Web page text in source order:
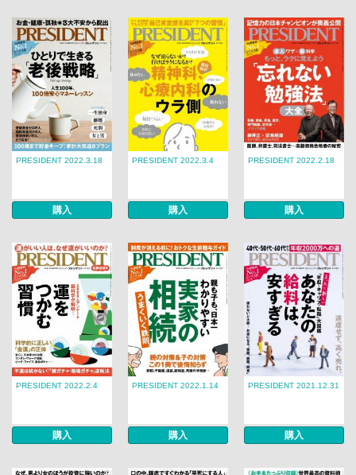
PRESIDENT 2022.3.18
購入
PRESIDENT 2022.3.4
購入
PRESIDENT 2022.2.18
購入
PRESIDENT 2022.2.4
購入
PRESIDENT 2022.1.14
購入
PRESIDENT 2021.12.31
購入